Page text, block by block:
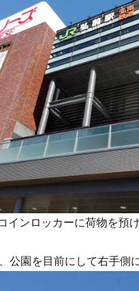
インロッカーに荷物を預
公園を目前にして右手側